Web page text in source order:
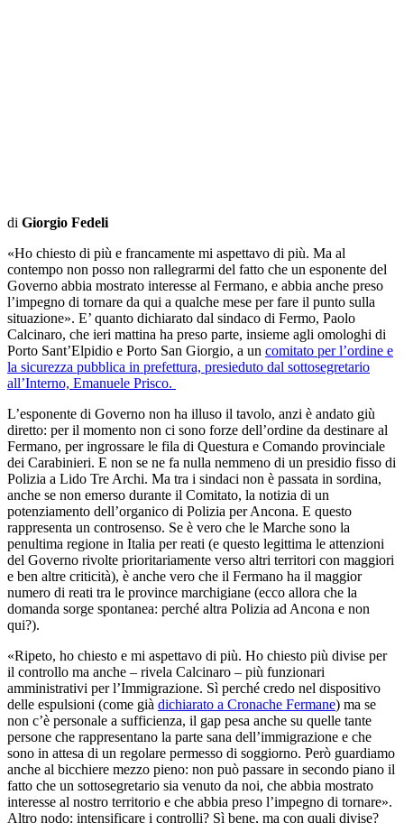
di Giorgio Fedeli
«Ho chiesto di più e francamente mi aspettavo di più. Ma al
contempo non posso non rallegrarmi del fatto che un esponente del
Governo abbia mostrato interesse al Fermano, e abbia anche preso
l’impegno di tornare da qui a qualche mese per fare il punto sulla
situazione». E’ quanto dichiarato dal sindaco di Fermo, Paolo
Calcinaro, che ieri mattina ha preso parte, insieme agli omologhi di
Porto Sant’Elpidio e Porto San Giorgio, a un comitato per l’ordine e
la sicurezza pubblica in prefettura, presieduto dal sottosegretario
all’Interno, Emanuele Prisco.
L’esponente di Governo non ha illuso il tavolo, anzi è andato giù
diretto: per il momento non ci sono forze dell’ordine da destinare al
Fermano, per ingrossare le fila di Questura e Comando provinciale
dei Carabinieri. E non se ne fa nulla nemmeno di un presidio fisso di
Polizia a Lido Tre Archi. Ma tra i sindaci non è passata in sordina,
anche se non emerso durante il Comitato, la notizia di un
potenziamento dell’organico di Polizia per Ancona. E questo
rappresenta un controsenso. Se è vero che le Marche sono la
penultima regione in Italia per reati (e questo legittima le attenzioni
del Governo rivolte prioritariamente verso altri territori con maggiori
e ben altre criticità), è anche vero che il Fermano ha il maggior
numero di reati tra le province marchigiane (ecco allora che la
domanda sorge spontanea: perché altra Polizia ad Ancona e non
qui?).
«Ripeto, ho chiesto e mi aspettavo di più. Ho chiesto più divise per
il controllo ma anche – rivela Calcinaro – più funzionari
amministrativi per l’Immigrazione. Sì perché credo nel dispositivo
delle espulsioni (come già dichiarato a Cronache Fermane) ma se
non c’è personale a sufficienza, il gap pesa anche su quelle tante
persone che rappresentano la parte sana dell’immigrazione e che
sono in attesa di un regolare permesso di soggiorno. Però guardiamo
anche al bicchiere mezzo pieno: non può passare in secondo piano il
fatto che un sottosegretario sia venuto da noi, che abbia mostrato
interesse al nostro territorio e che abbia preso l’impegno di tornare».
Altro nodo: intensificare i controlli? Sì bene, ma con quali divise?